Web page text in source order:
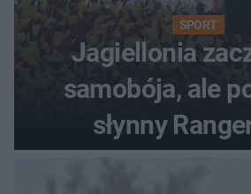
SPORT
Jagiellonia
samobója, ale
słynny